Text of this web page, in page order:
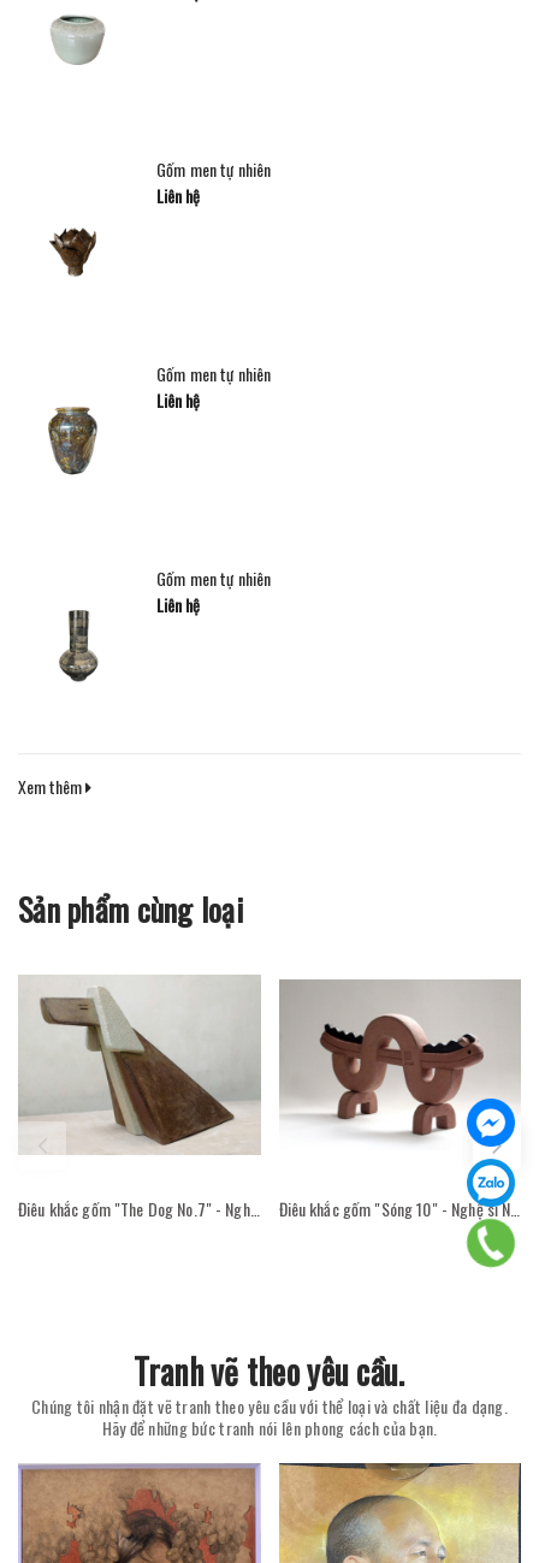
Gốm men tự nhiên
Liên hệ
Gốm men tự nhiên
Liên hệ
Gốm men tự nhiên
Liên hệ
Xem thêm
Sản phẩm cùng loại
Điêu khắc gốm "The Dog No.7" - Nghệ sĩ Nguyễn Viết Thắng
Tranh vẽ theo yêu cầu.
Chúng tôi nhận đặt vẽ tranh theo yêu cầu với thể loại và chất liệu đa dạng.
Hãy để những bức tranh nói lên phong cách của bạn.